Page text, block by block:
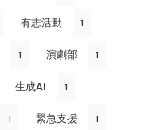
有志活動 1
1 演劇部 1
生成AI 1
1 緊急支援 1